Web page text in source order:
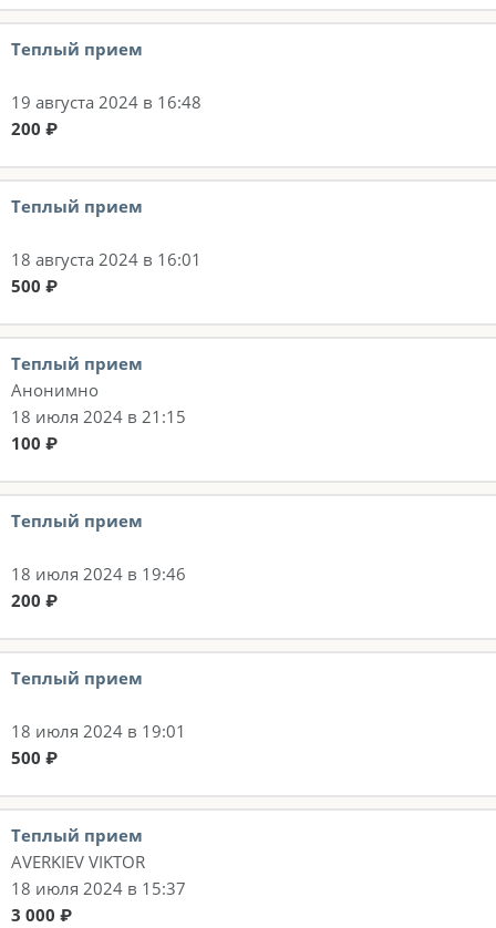
Теплый прием
19 августа 2024 в 16:48
200 ₽
Теплый прием
18 августа 2024 в 16:01
500 ₽
Теплый прием
Анонимно
18 июля 2024 в 21:15
100 ₽
Теплый прием
18 июля 2024 в 19:46
200 ₽
Теплый прием
18 июля 2024 в 19:01
500 ₽
Теплый прием
AVERKIEV VIKTOR
18 июля 2024 в 15:37
3 000 ₽